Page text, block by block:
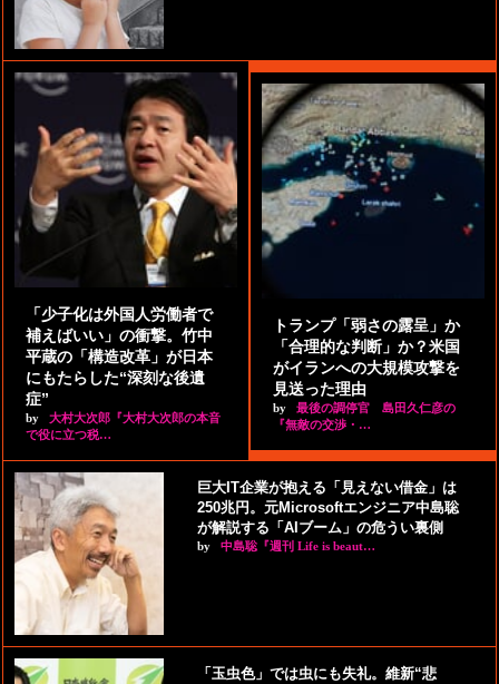
「少子化は外国人労働者で
補えばいい」の衝撃。竹中
平蔵の「構造改革」が日本
にもたらした“深刻な後遺
症”
by
大村大次郎『大村大次郎の本音
で役に立つ税…
トランプ「弱さの露呈」か
「合理的な判断」か？米国
がイランへの大規模攻撃を
見送った理由
by
最後の調停官 島田久仁彦の
『無敵の交渉・…
巨大IT企業が抱える「見えない借金」は
250兆円。元Microsoftエンジニア中島聡
が解説する「AIブーム」の危うい裏側
by 中島聡『週刊 Life is beaut…
「玉虫色」では虫にも失礼。維新“悲